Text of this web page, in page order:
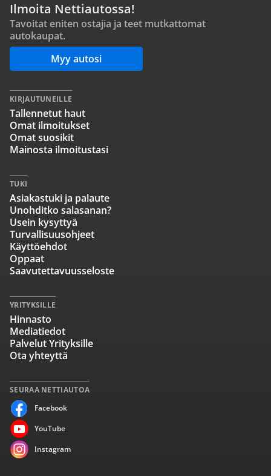
Ilmoita Nettiautossa!
Tavoitat eniten ostajia ja teet mutkattomat
autokaupat.
Myy autosi
SEURAA NETTIAUTOA
Facebook
YouTube
Instagram
KIRJAUTUNEILLE
Tallennetut haut
Omat ilmoitukset
Omat suosikit
Mainosta ilmoitustasi
TUKI
Asiakastuki ja palaute
Unohditko salasanan?
Usein kysyttyä
Turvallisuusohjeet
Käyttöehdot
Oppaat
Saavutettavuusseloste
YRITYKSILLE
Hinnasto
Mediatiedot
Palvelut Yrityksille
Ota yhteyttä